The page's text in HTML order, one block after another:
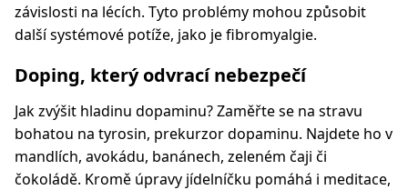
závislosti na lécích. Tyto problémy mohou způsobit
další systémové potíže, jako je fibromyalgie.
Doping, který odvrací nebezpečí
Jak zvýšit hladinu dopaminu? Zaměřte se na stravu
bohatou na tyrosin, prekurzor dopaminu. Najdete ho v
mandlích, avokádu, banánech, zeleném čaji či
čokoládě. Kromě úpravy jídelníčku pomáhá i meditace,